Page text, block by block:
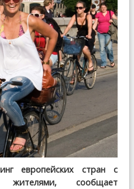
европейских стран с
жителями, сообщает